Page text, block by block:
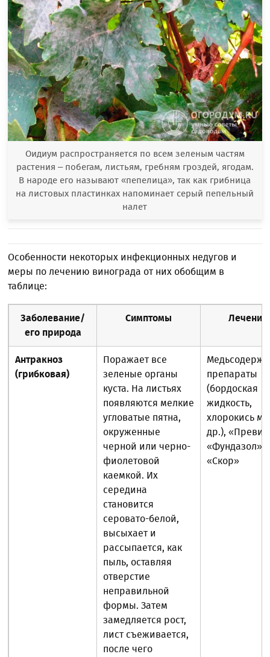
Оидиум распространяется по всем зеленым частям
растения – побегам, листьям, гребням гроздей, ягодам.
В народе его называют «пепелица», так как грибница
на листовых пластинках напоминает серый пепельный
налет
Особенности некоторых инфекционных недугов и
меры по лечению винограда от них обобщим в
таблице:
Заболевание/
его природа
Симптомы Лечение
Антракноз
(грибковая)
Поражает все
зеленые органы
куста. На листьях
появляются мелкие
угловатые пятна,
окруженные
черной или черно-
фиолетовой
каемкой. Их
середина
становится
серовато-белой,
высыхает и
рассыпается, как
пыль, оставляя
отверстие
неправильной
формы. Затем
замедляется рост,
лист съеживается,
после чего
препараты
(бордоская
жидкость,
хлорокись
др.),
«Фундазол»,
«Скор»